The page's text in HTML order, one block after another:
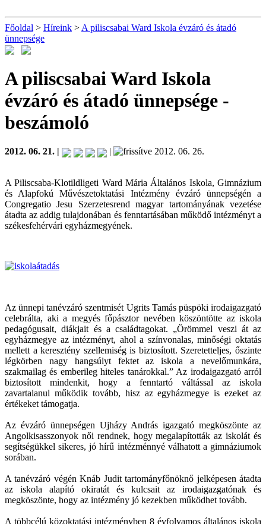
Főoldal > Híreink > A piliscsabai Ward Iskola évzáró és átadó
ünnepsége
A piliscsabai Ward Iskola
évzáró és átadó ünnepsége -
beszámoló
2012. 06. 21. | | 2012. 06. 26.
A Piliscsaba-Klotildligeti Ward Mária Általános Iskola, Gimnázium
és Alapfokú Művészetoktatási Intézmény évzáró ünnepségén a
Congregatio Jesu Szerzetesrend magyar tartományának vezetése
átadta az addig tulajdonában és fenntartásában működő intézményt a
székesfehérvári egyházmegyének.
Az ünnepi tanévzáró szentmisét Ugrits Tamás püspöki irodaigazgató
celebrálta, aki a megyés főpásztor nevében köszöntötte az iskola
pedagógusait, diákjait és a családtagokat. „Örömmel veszi át az
egyházmegye az intézményt, ahol a színvonalas, minőségi oktatás
mellett a keresztény szellemiség is biztosított. Szeretetteljes, őszinte
légkörben nagy hangsúlyt fektet az iskola a nevelőmunkára,
szakmailag és emberileg hiteles tanárokkal.” Az irodaigazgató arról
biztosított mindenkit, hogy a fenntartó váltással az iskola
zavartalanul működik tovább, hisz az egyházmegye is ezeket az
értékeket támogatja.
Az évzáró ünnepségen Ujházy András igazgató megköszönte az
Angolkisasszonyok női rendnek, hogy megalapították az iskolát és
segítségükkel sikeres, jó hírű intézménnyé válhatott a gimnáziumok
sorában.
A tanévzáró végén Knáb Judit tartományfőnöknő jelképesen átadta
az iskola alapító okiratát és kulcsait az irodaigazgatónak és
megköszönte, hogy az intézmény jó kezekben működhet tovább.
A többcélú közoktatási intézményben 8 évfolyamos általános iskola